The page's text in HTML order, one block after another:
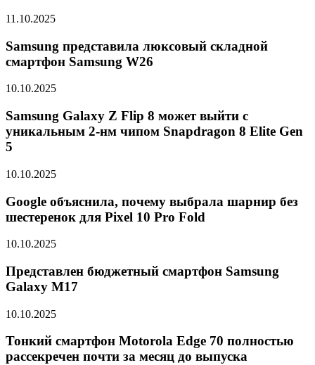
11.10.2025
Samsung представила люксовый складной
смартфон Samsung W26
10.10.2025
Samsung Galaxy Z Flip 8 может выйти с
уникальным 2-нм чипом Snapdragon 8 Elite Gen
5
10.10.2025
Google объяснила, почему выбрала шарнир без
шестеренок для Pixel 10 Pro Fold
10.10.2025
Представлен бюджетный смартфон Samsung
Galaxy M17
10.10.2025
Тонкий смартфон Motorola Edge 70 полностью
рассекречен почти за месяц до выпуска